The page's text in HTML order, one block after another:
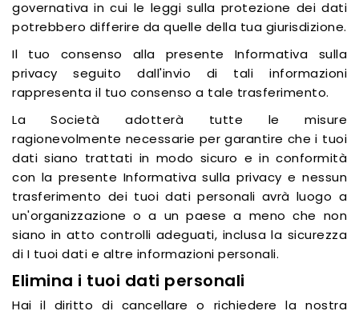
governativa in cui le leggi sulla protezione dei dati
potrebbero differire da quelle della tua giurisdizione.
Il tuo consenso alla presente Informativa sulla
privacy seguito dall'invio di tali informazioni
rappresenta il tuo consenso a tale trasferimento.
La Società adotterà tutte le misure
ragionevolmente necessarie per garantire che i tuoi
dati siano trattati in modo sicuro e in conformità
con la presente Informativa sulla privacy e nessun
trasferimento dei tuoi dati personali avrà luogo a
un'organizzazione o a un paese a meno che non
siano in atto controlli adeguati, inclusa la sicurezza
di I tuoi dati e altre informazioni personali.
Elimina i tuoi dati personali
Hai il diritto di cancellare o richiedere la nostra